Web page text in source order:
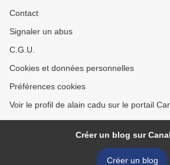
Contact
Signaler un abus
C.G.U.
Cookies et données personnelles
Préférences cookies
Voir le profil de alain cadu sur le portail
Créer un blog sur
Créer un blog